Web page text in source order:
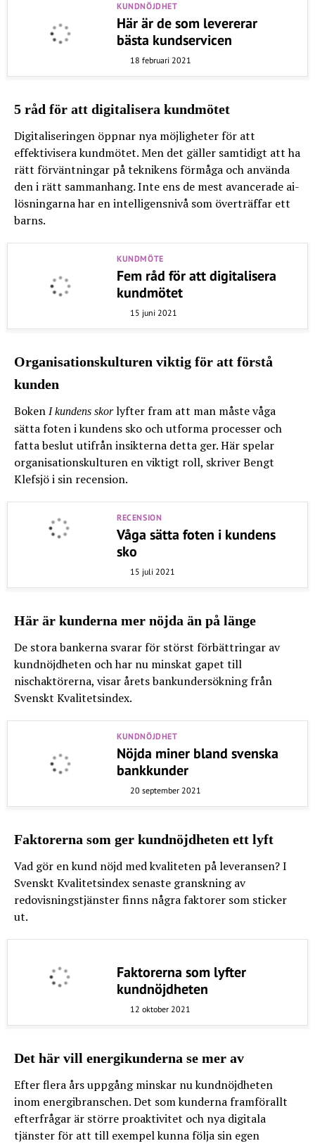
KUNDNÖJDHET
Här är de som levererar
bästa kundservicen
18 februari 2021
5 råd för att digitalisera kundmötet
Digitaliseringen öppnar nya möjligheter för att
effektivisera kundmötet. Men det gäller samtidigt att ha
rätt förväntningar på teknikens förmåga och använda
den i rätt sammanhang. Inte ens de mest avancerade ai-
lösningarna har en intelligensnivå som överträffar ett
barns.
KUNDMÖTE
Fem råd för att digitalisera
kundmötet
15 juni 2021
Organisationskulturen viktig för att förstå
kunden
Boken I kundens skorlyfter fram att man måste våga
sätta foten i kundens sko och utforma processer och
fatta beslut utifrån insikterna detta ger. Här spelar
organisationskulturen en viktigt roll, skriver Bengt
Klefsjö i sin recension.
RECENSION
Våga sätta foten i kundens
sko
15 juli 2021
Här är kunderna mer nöjda än på länge
De stora bankerna svarar för störst förbättringar av
kundnöjdheten och har nu minskat gapet till
nischaktörerna, visar årets bankundersökning från
Svenskt Kvalitetsindex.
KUNDNÖJDHET
Nöjda miner bland svenska
bankkunder
20 september 2021
Faktorerna som ger kundnöjdheten ett lyft
Vad gör en kund nöjd med kvaliteten på leveransen? I
Svenskt Kvalitetsindex senaste granskning av
redovisningstjänster finns några faktorer som sticker
ut.
Faktorerna som lyfter
kundnöjdheten
12 oktober 2021
Det här vill energikunderna se mer av
Efter flera års uppgång minskar nu kundnöjdheten
inom energibranschen. Det som kunderna framförallt
efterfrågar är större proaktivitet och nya digitala
tjänster för att till exempel kunna följa sin egen